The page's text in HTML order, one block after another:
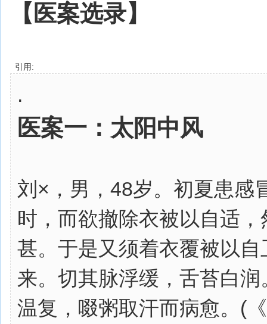
【医案选录】
引用:
.
医案一：太阳中风
刘×，男，48岁。初夏患感
时，而欲撤除衣被以自适
甚。于是又须着衣覆被以
来。切其脉浮缓，舌苔白
温复，啜粥取汗而病愈。(